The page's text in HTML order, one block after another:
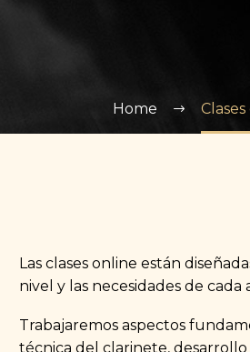
Home
Las clases online están
nivel y las necesidades de cada
Trabajaremos aspectos
técnica del clarinete, desarrollo